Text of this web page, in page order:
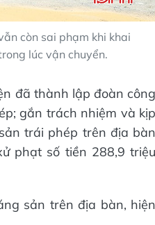
còn sai phạm khi khai
lúc vận chuyển.
đã thành lập đoàn công
gắn trách nhiệm và kịp
trái phép trên địa bàn
phạt số tiền 288,9 triệu
sản trên địa bàn, hiện